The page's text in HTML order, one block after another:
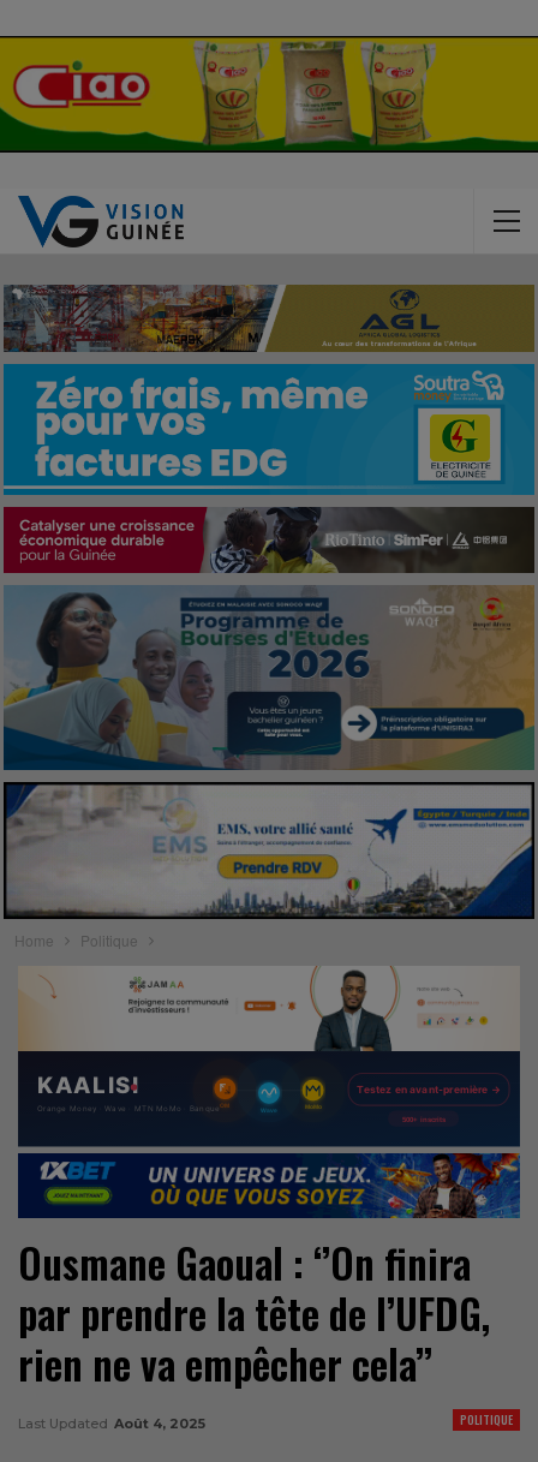
Home Politique
Ousmane Gaoual : ‘’On finira
par prendre la tête de l’UFDG,
rien ne va empêcher cela’’
POLITIQUE
Last Updated Août 4, 2025